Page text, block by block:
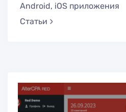
Android, iOS приложения
Статьи